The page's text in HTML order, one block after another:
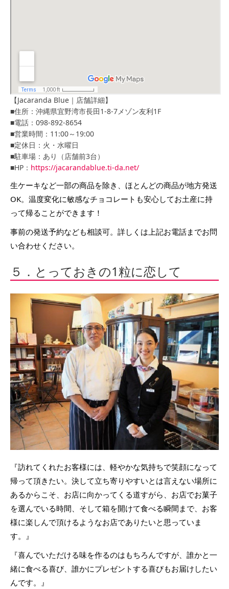
【Jacaranda Blue｜店舗詳細】
■住所：沖縄県宜野湾市長田1-8-7メゾン友利1F
■電話：098-892-8654
■営業時間：11:00～19:00
■定休日：火・水曜日
■駐車場：あり（店舗前3台）
■HP： https://jacarandablue.ti-da.net/
生ケーキなど一部の商品を除き、ほとんどの商品が地方発送
OK。温度変化に敏感なチョコレートも安心してお土産に持
って帰ることができます！
事前の発送予約なども相談可。詳しくは上記お電話までお問
い合わせください。
５．とっておきの1粒に恋して
『訪れてくれたお客様には、軽やかな気持ちで笑顔になって
帰って頂きたい。決して立ち寄りやすいとは言えない場所に
あるからこそ、お店に向かってくる道すがら、お店でお菓子
を選んでいる時間、そして箱を開けて食べる瞬間まで、お客
様に楽しんで頂けるようなお店でありたいと思っていま
す。』
『喜んでいただける味を作るのはもちろんですが、誰かと一
緒に食べる喜び、誰かにプレゼントする喜びもお届けしたい
んです。』